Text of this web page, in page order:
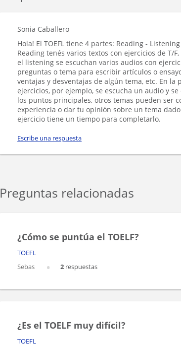
Sonia Caballero
Hola! El TOEFL tiene 4 partes: Reading -
Reading tenés varios textos con ejercicios de T/
el listening se escuchan varios audios con
preguntas o tema para escribir artículos o
ventajas y desventajas de algún tema, etc. En la
ejercicios, por ejemplo, se escucha un audio y
los puntos principales, otros temas pueden ser
experiencia o dar tu opinión sobre un tema
ejercicio tiene un tiempo para completarlo.
Escribe una respuesta
Preguntas relacionadas
¿Cómo se puntúa el TOELF?
TOEFL
Sebas
2 respuestas
¿Es el TOELF muy difícil?
TOEFL